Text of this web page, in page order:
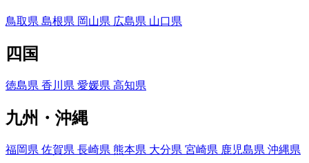
鳥取県 島根県 岡山県 広島県 山口県
四国
徳島県 香川県 愛媛県 高知県
九州・沖縄
福岡県 佐賀県 長崎県 熊本県 大分県 宮崎県 鹿児島県 沖縄県